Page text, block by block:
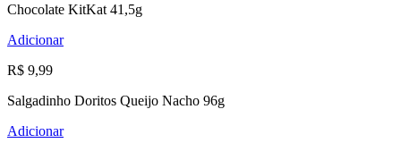
Chocolate KitKat 41,5g
Adicionar
R$ 9,99
Salgadinho Doritos Queijo Nacho 96g
Adicionar